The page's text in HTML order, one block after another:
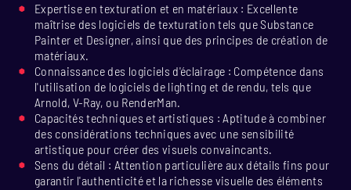
Expertise en texturation et en matériaux : Excellente
maîtrise des logiciels de texturation tels que Substance
Painter et Designer, ainsi que des principes de création de
matériaux.
Connaissance des logiciels d'éclairage : Compétence dans
l'utilisation de logiciels de lighting et de rendu, tels que
Arnold, V-Ray, ou RenderMan.
Capacités techniques et artistiques : Aptitude à combiner
des considérations techniques avec une sensibilité
artistique pour créer des visuels convaincants.
Sens du détail : Attention particulière aux détails fins pour
garantir l'authenticité et la richesse visuelle des éléments